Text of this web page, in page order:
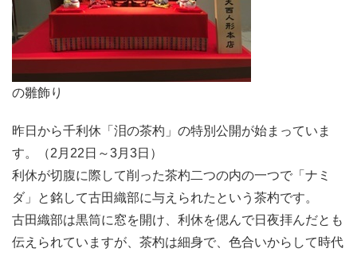
の雛飾り
昨日から千利休「泪の茶杓」の特別公開が始まっていま
す。（2月22日～3月3日）
利休が切腹に際して削った茶杓二つの内の一つで「ナミ
ダ」と銘して古田織部に与えられたという茶杓です。
古田織部は黒筒に窓を開け、利休を偲んで日夜拝んだとも
伝えられていますが、茶杓は細身で、色合いからして時代